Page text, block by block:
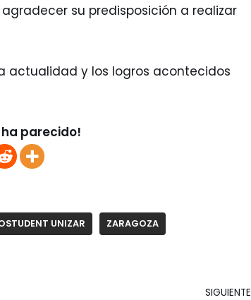
su predisposición a realizar
actualidad y los logros acontecidos
parecido!
UNIZAR ZARAGOZA
SIGUIENTE